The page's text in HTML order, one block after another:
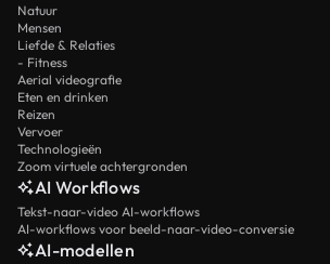
Natuur
Mensen
Liefde & Relaties
- Fitness
Aerial videografie
Eten en drinken
Reizen
Vervoer
Technologieën
Zoom virtuele achtergronden
AI Workflows
Tekst-naar-video AI-workflows
AI-workflows voor beeld-naar-video-conversie
AI-modellen